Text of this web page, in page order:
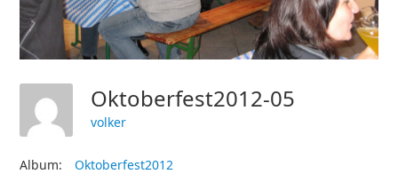
Oktoberfest2012-05
volker
Album:
Oktoberfest2012